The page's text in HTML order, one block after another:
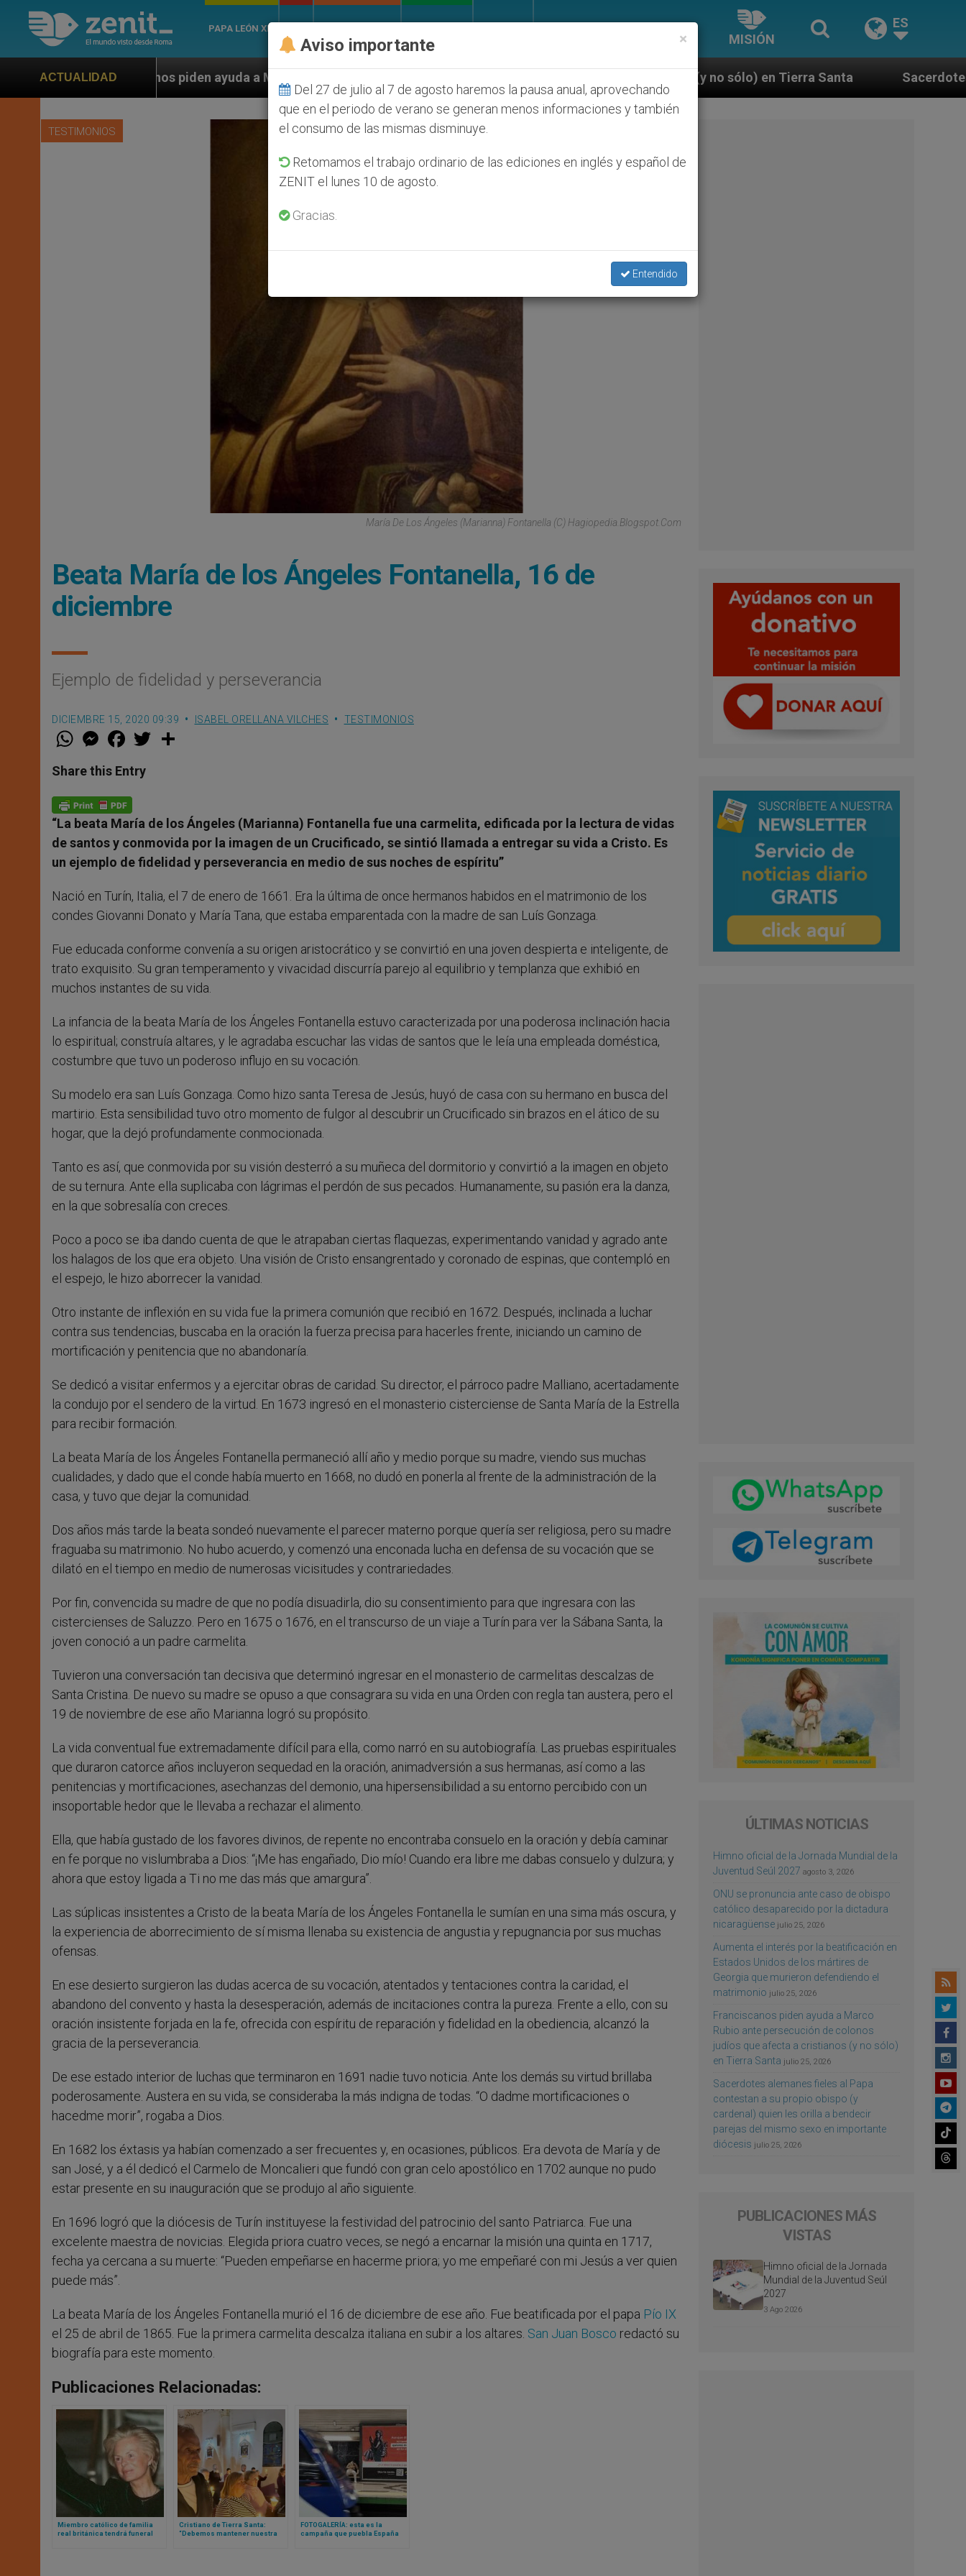
PAPA LEÓN XIV
MISIÓN
ES
ACTUALIDAD
piden ayuda a Marco Rubio ante persecución de colonos judíos que afecta a cristianos (y no sólo) en Tierra Santa Sacerdotes alemanes fieles al
TESTIMONIOS
María De Los Ángeles (Marianna) Fontanella (C) Hagiopedia.blogspot.com
Beata María de los Ángeles Fontanella, 16 de
diciembre
Ejemplo de fidelidad y perseverancia
DICIEMBRE 15, 2020 09:39 ISABEL ORELLANA VILCHES TESTIMONIOS
W
t
s
p
p
M
e
s
e
g
e
r
F
a
e
b
o
k
w
Share this Entry
“La beata María de los Ángeles (Marianna) Fontanella fue una carmelita, edificada por la lectura de vidas
de santos y conmovida por la imagen de un Crucificado, se sintió llamada a entregar su vida a Cristo. Es
un ejemplo de fidelidad y perseverancia en medio de sus noches de espíritu”
Nació en Turín, Italia, el 7 de enero de 1661. Era la última de once hermanos habidos en el matrimonio de los
condes Giovanni Donato y María Tana, que estaba emparentada con la madre de san Luís Gonzaga.
Fue educada conforme convenía a su origen aristocrático y se convirtió en una joven despierta e inteligente, de
trato exquisito. Su gran temperamento y vivacidad discurría parejo al equilibrio y templanza que exhibió en
muchos instantes de su vida.
La infancia de la beata María de los Ángeles Fontanella estuvo caracterizada por una poderosa inclinación hacia
lo espiritual; construía altares, y le agradaba escuchar las vidas de santos que le leía una empleada doméstica,
costumbre que tuvo un poderoso influjo en su vocación.
Su modelo era san Luís Gonzaga. Como hizo santa Teresa de Jesús, huyó de casa con su hermano en busca del
martirio. Esta sensibilidad tuvo otro momento de fulgor al descubrir un Crucificado sin brazos en el ático de su
hogar, que la dejó profundamente conmocionada.
Tanto es así, que conmovida por su visión desterró a su muñeca del dormitorio y convirtió a la imagen en objeto
de su ternura. Ante ella suplicaba con lágrimas el perdón de sus pecados. Humanamente, su pasión era la danza,
en la que sobresalía con creces.
Poco a poco se iba dando cuenta de que le atrapaban ciertas flaquezas, experimentando vanidad y agrado ante
los halagos de los que era objeto. Una visión de Cristo ensangrentado y coronado de espinas, que contempló en
el espejo, le hizo aborrecer la vanidad.
Otro instante de inflexión en su vida fue la primera comunión que recibió en 1672. Después, inclinada a luchar
contra sus tendencias, buscaba en la oración la fuerza precisa para hacerles frente, iniciando un camino de
mortificación y penitencia que no abandonaría.
Se dedicó a visitar enfermos y a ejercitar obras de caridad. Su director, el párroco padre Malliano, acertadamente
la condujo por el sendero de la virtud. En 1673 ingresó en el monasterio cisterciense de Santa María de la Estrella
para recibir formación.
La beata María de los Ángeles Fontanella permaneció allí año y medio porque su madre, viendo sus muchas
cualidades, y dado que el conde había muerto en 1668, no dudó en ponerla al frente de la administración de la
casa, y tuvo que dejar la comunidad.
Dos años más tarde la beata sondeó nuevamente el parecer materno porque quería ser religiosa, pero su madre
fraguaba su matrimonio. No hubo acuerdo, y comenzó una enconada lucha en defensa de su vocación que se
dilató en el tiempo en medio de numerosas vicisitudes y contrariedades.
Por fin, convencida su madre de que no podía disuadirla, dio su consentimiento para que ingresara con las
cistercienses de Saluzzo. Pero en 1675 o 1676, en el transcurso de un viaje a Turín para ver la Sábana Santa, la
joven conoció a un padre carmelita.
Tuvieron una conversación tan decisiva que determinó ingresar en el monasterio de carmelitas descalzas de
Santa Cristina. De nuevo su madre se opuso a que consagrara su vida en una Orden con regla tan austera, pero el
19 de noviembre de ese año Marianna logró su propósito.
La vida conventual fue extremadamente difícil para ella, como narró en su autobiografía. Las pruebas espirituales
que duraron catorce años incluyeron sequedad en la oración, animadversión a sus hermanas, así como a las
penitencias y mortificaciones, asechanzas del demonio, una hipersensibilidad a su entorno percibido con un
insoportable hedor que le llevaba a rechazar el alimento.
Ella, que había gustado de los favores divinos, de repente no encontraba consuelo en la oración y debía caminar
en fe porque no vislumbraba a Dios: “¡Me has engañado, Dio mío! Cuando era libre me dabas consuelo y dulzura; y
ahora que estoy ligada a Ti no me das más que amargura”.
Las súplicas insistentes a Cristo de la beata María de los Ángeles Fontanella le sumían en una sima más oscura, y
la experiencia de aborrecimiento de sí misma llenaba su existencia de angustia y repugnancia por sus muchas
ofensas.
En ese desierto surgieron las dudas acerca de su vocación, atentados y tentaciones contra la caridad, el
abandono del convento y hasta la desesperación, además de incitaciones contra la pureza. Frente a ello, con su
oración insistente forjada en la fe, ofrecida con espíritu de reparación y fidelidad en la obediencia, alcanzó la
gracia de la perseverancia.
De ese estado interior de luchas que terminaron en 1691 nadie tuvo noticia. Ante los demás su virtud brillaba
poderosamente. Austera en su vida, se consideraba la más indigna de todas. “O dadme mortificaciones o
hacedme morir”, rogaba a Dios.
En 1682 los éxtasis ya habían comenzado a ser frecuentes y, en ocasiones, públicos. Era devota de María y de
san José, y a él dedicó el Carmelo de Moncalieri que fundó con gran celo apostólico en 1702 aunque no pudo
estar presente en su inauguración que se produjo al año siguiente.
En 1696 logró que la diócesis de Turín instituyese la festividad del patrocinio del santo Patriarca. Fue una
excelente maestra de novicias. Elegida priora cuatro veces, se negó a encarnar la misión una quinta en 1717,
fecha ya cercana a su muerte: “Pueden empeñarse en hacerme priora; yo me empeñaré con mi Jesús a ver quien
puede más”.
La beata María de los Ángeles Fontanella murió el 16 de diciembre de ese año. Fue beatificada por el papa Pío IX
el 25 de abril de 1865. Fue la primera carmelita descalza italiana en subir a los altares. San Juan Bosco redactó su
biografía para este momento.
Publicaciones Relacionadas:
Miembro católico de familia
real británica tendrá funeral
Cristiano de Tierra Santa:
“Debemos mantener nuestra
FOTOGALERÍA: esta es la
campaña que puebla España
ÚLTIMAS NOTICIAS
Himno oficial de la Jornada Mundial de la
Juventud Seúl 2027 agosto 3, 2026
ONU se pronuncia ante caso de obispo
católico desaparecido por la dictadura
nicaragüense julio 25, 2026
Aumenta el interés por la beatificación en
Estados Unidos de los mártires de
Georgia que murieron defendiendo el
matrimonio julio 25, 2026
Franciscanos piden ayuda a Marco
Rubio ante persecución de colonos
judíos que afecta a cristianos (y no sólo)
en Tierra Santa julio 25, 2026
Sacerdotes alemanes fieles al Papa
contestan a su propio obispo (y
cardenal) quien les orilla a bendecir
parejas del mismo sexo en importante
diócesis julio 25, 2026
PUBLICACIONES MÁS
VISTAS
Himno oficial de la Jornada
Mundial de la Juventud Seúl
2027
3 Ago 2026
×
Aviso importante
Del 27 de julio al 7 de agosto haremos la pausa anual, aprovechando
que en el periodo de verano se generan menos informaciones y también
el consumo de las mismas disminuye.
Retomamos el trabajo ordinario de las ediciones en inglés y español de
ZENIT el lunes 10 de agosto.
Gracias.
Entendido